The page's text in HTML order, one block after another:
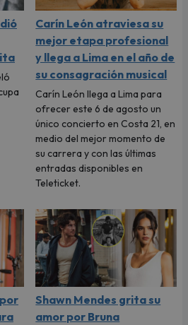
Carín León atraviesa su
mejor etapa profesional
y llega a Lima en el año de
su consagración musical
Carín León llega a Lima para
ofrecer este 6 de agosto un
único concierto en Costa 21, en
medio del mejor momento de
su carrera y con las últimas
entradas disponibles en
Teleticket.
Shawn Mendes grita su
amor por Bruna